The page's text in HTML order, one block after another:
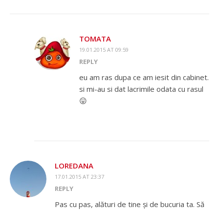
TOMATA
19.01.2015 AT 09:59
REPLY
eu am ras dupa ce am iesit din cabinet.
si mi-au si dat lacrimile odata cu rasul
😛
LOREDANA
17.01.2015 AT 23:37
REPLY
Pas cu pas, alături de tine și de bucuria ta. Să